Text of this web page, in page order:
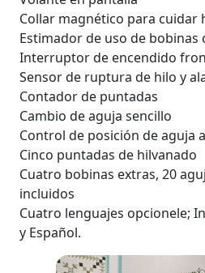
Collar magnético para cuidar
Estimador de uso de bobinas
Interruptor de encendido
Sensor de ruptura de hilo y
Contador de puntadas
Cambio de aguja sencillo
Control de posición de aguja
Cinco puntadas de hilvanado
Cuatro bobinas extras, 20
incluidos
Cuatro lenguajes opcionele;
y Español.